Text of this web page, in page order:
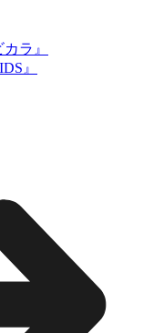
ラ』
』